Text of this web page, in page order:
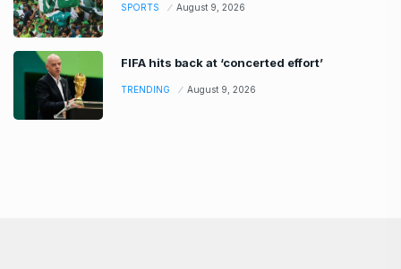
SPORTS August 9, 2026
FIFA hits back at ‘concerted effort’
TRENDING August 9, 2026